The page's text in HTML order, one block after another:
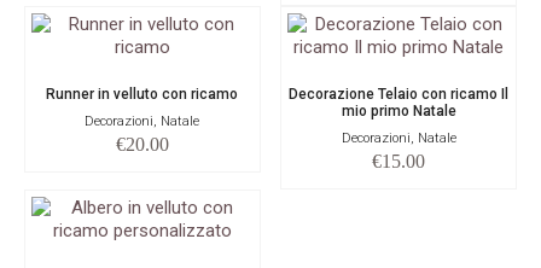
Runner in velluto con ricamo
Decorazioni, Natale
€20.00
Decorazione Telaio con ricamo Il
mio primo Natale
Decorazioni, Natale
€15.00